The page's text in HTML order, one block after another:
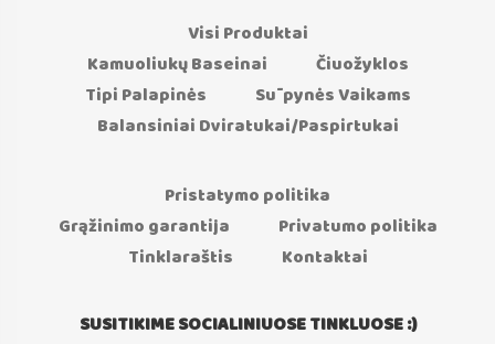
Visi Produktai
Kamuoliukų Baseinai
Čiuožyklos
Tipi Palapinės
Sūpynės Vaikams
Balansiniai Dviratukai/Paspirtukai
Pristatymo politika
Grąžinimo garantija
Privatumo politika
Tinklaraštis
Kontaktai
SUSITIKIME SOCIALINIUOSE TINKLUOSE :)